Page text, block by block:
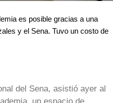
es posible gracias a una
y el Sena. Tuvo un costo de
del Sena, asistió ayer al